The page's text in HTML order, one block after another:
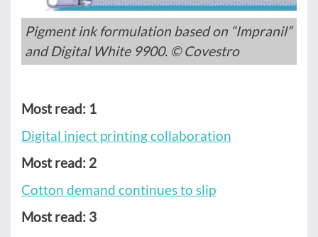
Pigment ink formulation based on “Impranil”
and Digital White 9900. © Covestro
Most read: 1
Digital inject printing collaboration
Most read: 2
Cotton demand continues to slip
Most read: 3